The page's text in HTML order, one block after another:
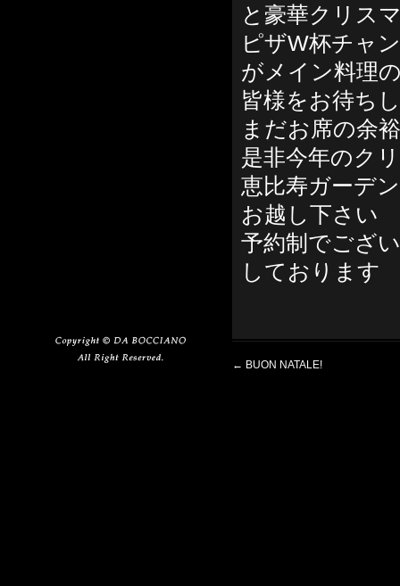
と豪華クリス
ピザW杯チャ
がメイン料理
皆様をお待ち
まだお席の余
是非今年のク
恵比寿ガーデ
お越し下さい
予約制でござ
しております
← BUON NATALE!